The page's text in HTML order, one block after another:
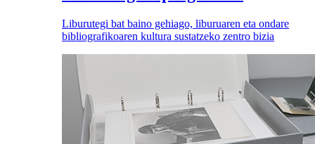
Liburutegi bat baino gehiago, liburuaren eta ondare
bibliografikoaren kultura sustatzeko zentro bizia